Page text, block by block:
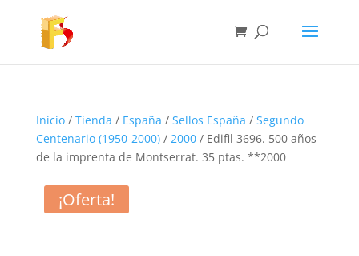
Inicio/ Tienda / España / Sellos España / Segundo
Centenario (1950-2000)/ 2000/ Edifil 3696. 500 años
de la imprenta de Montserrat. 35 ptas. **2000
¡Oferta!